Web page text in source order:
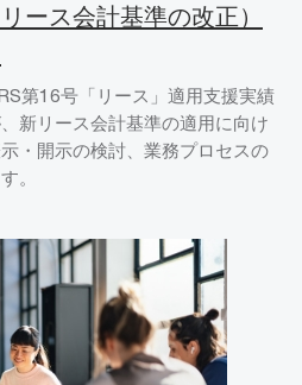
ース会計基準の改正）
第16号「リース」適用支援実績
新リース会計基準の適用に向け
・開示の検討、業務プロセスの
。